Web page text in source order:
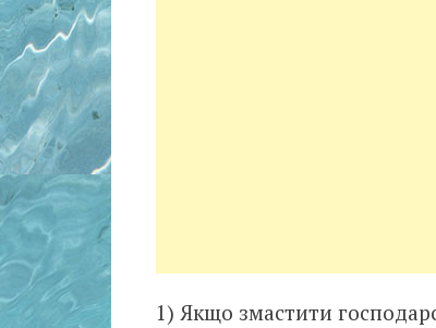
1) Якщо змастити